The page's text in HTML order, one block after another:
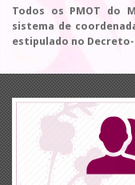
Todos os PMOT do
sistema de
estipulado no Decreto-